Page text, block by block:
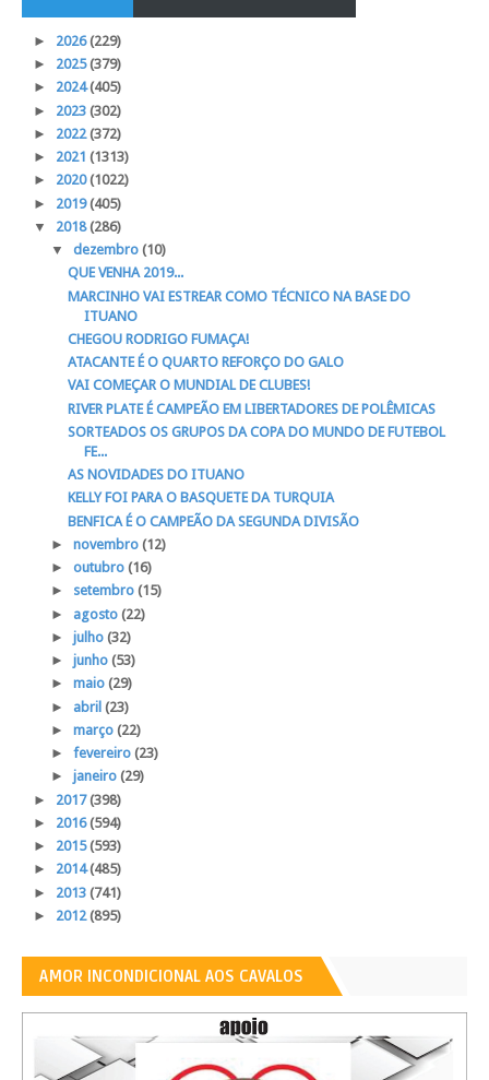
► 2026(229)
► 2025(379)
► 2024(405)
► 2023 (302)
► 2022(372)
► 2021 (1313)
► 2020(1022)
► 2019(405)
▼ 2018(286)
▼ dezembro (10)
QUE VENHA 2019...
MARCINHO VAI ESTREAR COMO TÉCNICO NA BASE DO
ITUANO
CHEGOU RODRIGO FUMAÇA!
ATACANTE É O QUARTO REFORÇO DO GALO
VAI COMEÇAR O MUNDIAL DE CLUBES!
RIVER PLATE É CAMPEÃO EM LIBERTADORES DE POLÊMICAS
SORTEADOS OS GRUPOS DA COPA DO MUNDO DE FUTEBOL
FE...
AS NOVIDADES DO ITUANO
KELLY FOI PARA O BASQUETE DA TURQUIA
BENFICA É O CAMPEÃO DA SEGUNDA DIVISÃO
► novembro (12)
► outubro (16)
► setembro (15)
► agosto (22)
► julho (32)
► junho (53)
► maio (29)
► abril (23)
► março (22)
► fevereiro (23)
► janeiro (29)
► 2017(398)
► 2016(594)
► 2015(593)
► 2014(485)
► 2013 (741)
► 2012(895)
AMOR INCONDICIONAL AOS CAVALOS